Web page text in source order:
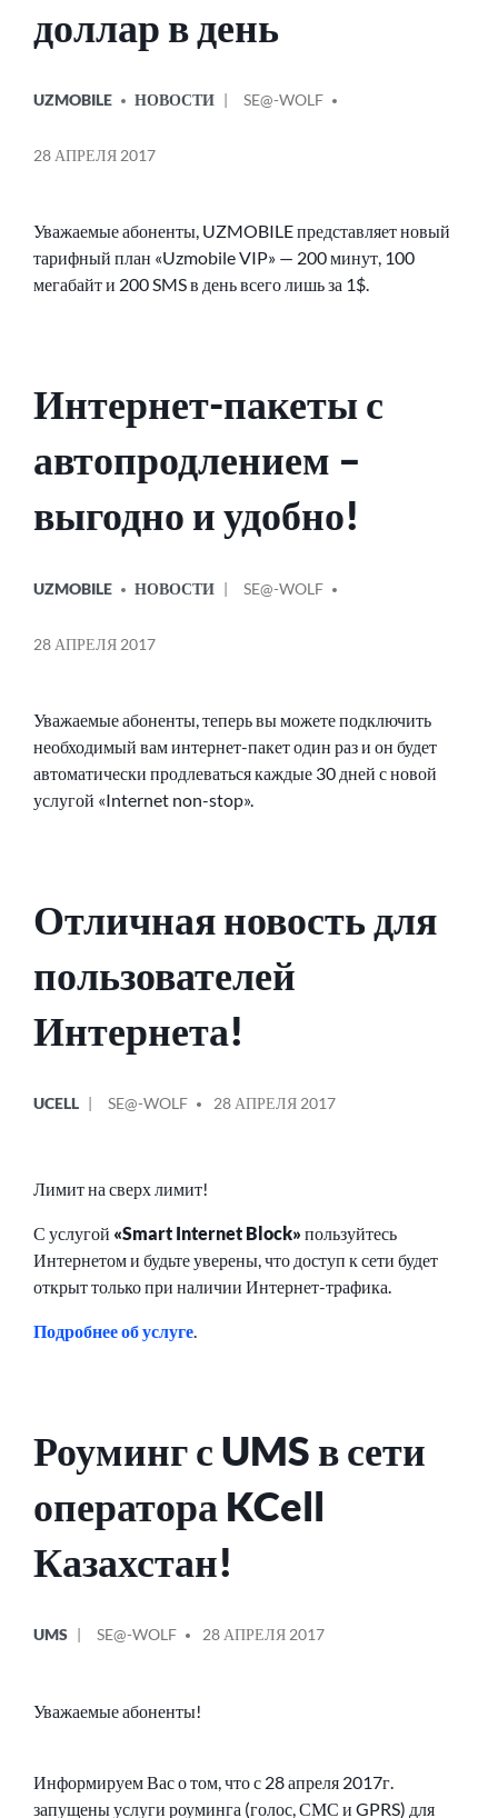
доллар в день
В
UZMOBILE НОВОСТИ
ОТ
SE@-WOLF
28 АПРЕЛЯ 2017
Уважаемые абоненты, UZMOBILE представляет новый
тарифный план «Uzmobile VIP» — 200 минут, 100
мегабайт и 200 SMS в день всего лишь за 1$.
Интернет-пакеты с
автопродлением –
выгодно и удобно!
В
UZMOBILE НОВОСТИ
ОТ
SE@-WOLF
28 АПРЕЛЯ 2017
Уважаемые абоненты, теперь вы можете подключить
необходимый вам интернет-пакет один раз и он будет
автоматически продлеваться каждые 30 дней с новой
услугой «Internet non-stop».
Отличная новость для
пользователей
Интернета!
В
UCELL
ОТ
SE@-WOLF 28 АПРЕЛЯ 2017
Лимит на сверх лимит!
С услугой «Smart Internet Block»пользуйтесь
Интернетом и будьте уверены, что доступ к сети будет
открыт только при наличии Интернет-трафика.
Подробнее об услуге
Роуминг с UMS в сети
оператора KCell
Казахстан!
В
UMS
ОТ
SE@-WOLF 28 АПРЕЛЯ 2017
Уважаемые абоненты!
Информируем Вас о том, что с 28 апреля 2017г.
запущены услуги роуминга (голос, СМС и GPRS) для